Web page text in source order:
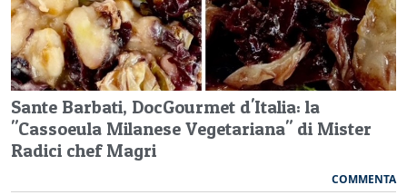
Sante Barbati, DocGourmet d'Italia: la
"Cassoeula Milanese Vegetariana" di Mister
Radici chef Magri
COMMENTA